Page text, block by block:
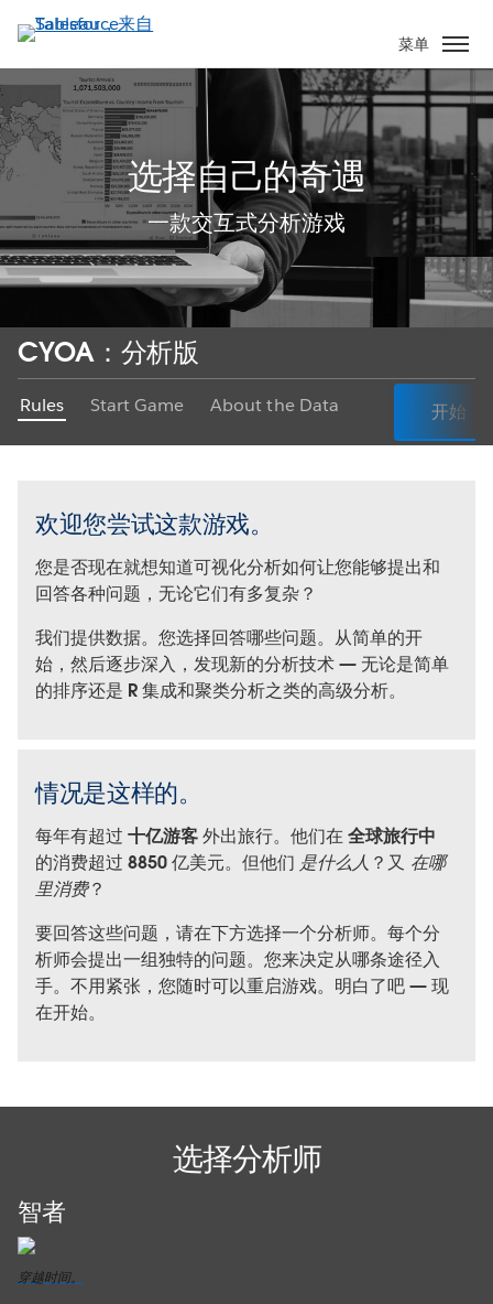
转
到
主
要
内
容
菜单
选择自己的奇遇
一款交互式分析游戏
CYOA：分析版
Rules Start Game About the Data 开始
欢迎您尝试这款游戏。
您是否现在就想知道可视化分析如何让您能够提出和
回答各种问题，无论它们有多复杂？
我们提供数据。您选择回答哪些问题。从简单的开
始，然后逐步深入，发现新的分析技术 — 无论是简单
的排序还是 R 集成和聚类分析之类的高级分析。
情况是这样的。
每年有超过十亿游客外出旅行。他们在全球旅行中
的消费超过 8850 亿美元。但他们 是什么人 ？又 在哪
里消费？
要回答这些问题，请在下方选择一个分析师。每个分
析师会提出一组独特的问题。您来决定从哪条途径入
手。不用紧张，您随时可以重启游戏。明白了吧 — 现
在开始。
选择分析师
智者
穿越时间。